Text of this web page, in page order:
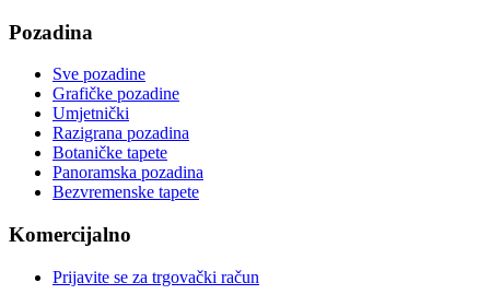
Pozadina
Sve pozadine
Grafičke pozadine
Umjetnički
Razigrana pozadina
Botaničke tapete
Panoramska pozadina
Bezvremenske tapete
Komercijalno
Prijavite se za trgovački račun